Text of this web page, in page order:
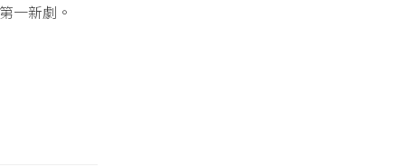
一新劇。